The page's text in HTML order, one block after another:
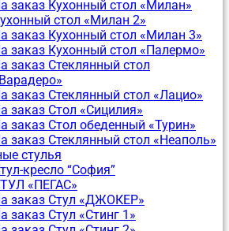
заказ Кухонный стол «Милан»
стол «Милан 2»
заказ Кухонный стол «Милан 3»
заказ Кухонный стол «Палермо»
заказ Стеклянный стол
заказ Стеклянный стол «Лацио»
заказ Стол «Сицилия»
заказ Стол обеденный «Турин»
заказ Стеклянный стол «Неаполь»
стулья
кресло “София”
«ПЕГАС»
заказ Стул «ДЖОКЕР»
заказ Стул «Стинг 1»